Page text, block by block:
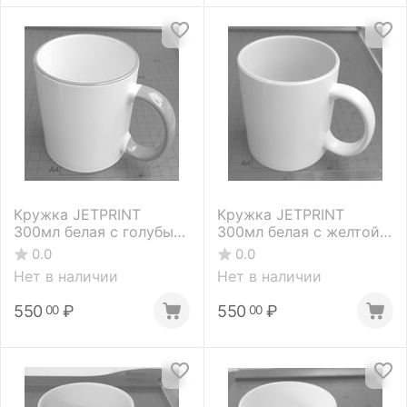
Кружка JETPRINT
300мл белая с голубым
ободком и ручкой
(1.06.02.04)
0.0
Нет в наличии
550 00 ₽
Кружка JETPRINT
300мл белая с желтой
внутренней
поверхностью
0.0
Нет в наличии
550 00 ₽